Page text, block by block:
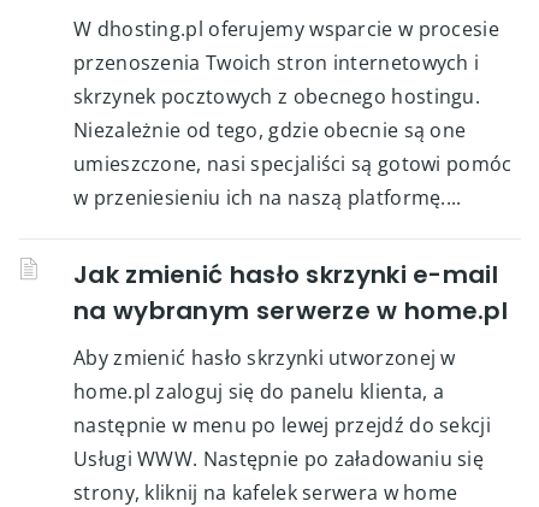
W dhosting.pl oferujemy wsparcie w procesie
przenoszenia Twoich stron internetowych i
skrzynek pocztowych z obecnego hostingu.
Niezależnie od tego, gdzie obecnie są one
umieszczone, nasi specjaliści są gotowi pomóc
w przeniesieniu ich na naszą platformę....
Jak zmienić hasło skrzynki e-mail
na wybranym serwerze w home.pl
Aby zmienić hasło skrzynki utworzonej w
home.pl zaloguj się do panelu klienta, a
następnie w menu po lewej przejdź do sekcji
Usługi WWW. Następnie po załadowaniu się
strony, kliknij na kafelek serwera w home